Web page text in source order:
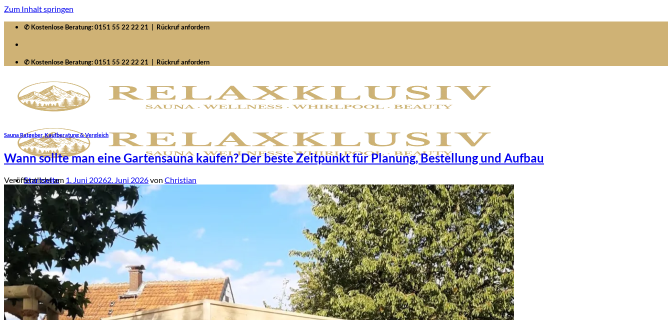
Zum Inhalt springen
✆ Kostenlose Beratung:0151 55 22 22 21 Rückruf anfordern
✆ Kostenlose Beratung:0151 55 22 22 21 Rückruf anfordern
Startseite
Saunawelten
Saunen
Zubehör
Whirlpools
Signature SelfCleaning
Serenity
Swim Spas
Beauty & Spa
Living Accessoires
Kontakt
Über uns
Suchen nach:
Sauna Ratgeber,Kaufberatung & Vergleich
Wann sollte man eine Gartensauna kaufen? Der beste Zeitpunkt für Planung, Bestellung und Aufbau
Veröffentlicht am 1. Juni 20262. Juni 2026von Christian